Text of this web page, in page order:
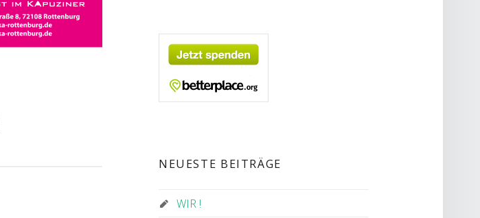
NEUESTE BEITRÄGE
WIR !